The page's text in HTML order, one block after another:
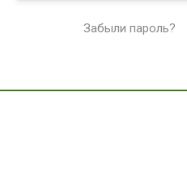
Забыли пароль?